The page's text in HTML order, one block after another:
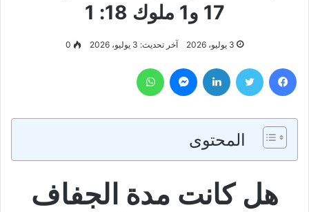
17 و1 ملوك 18: 1
3 يوليو، 2026 آخر تحديث: 3 يوليو، 2026 0
فيسبوك تويتر لينكدإن ماسنجر
المحتوى
هل كانت مدة الجفاف